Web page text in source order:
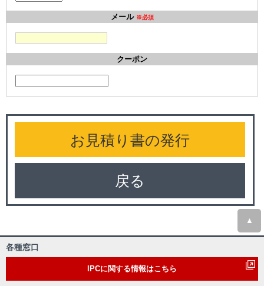
メール ※必須
クーポン
戻る
▲
各種窓口
IPCに関する情報はこちら